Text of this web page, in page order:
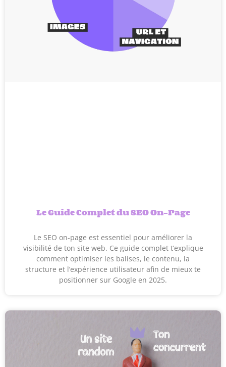
Le Guide Complet du SEO On-Page
Le SEO on-page est essentiel pour améliorer la
visibilité de ton site web. Ce guide complet t’explique
comment optimiser les balises, le contenu, la
structure et l’expérience utilisateur afin de mieux te
positionner sur Google en 2025.